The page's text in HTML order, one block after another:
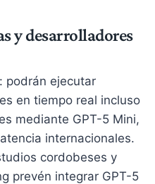
y desarrolladores
: podrán ejecutar
en tiempo real incluso
mediante GPT-5 Mini,
internacionales.
cordobeses y
prevén integrar GPT-5